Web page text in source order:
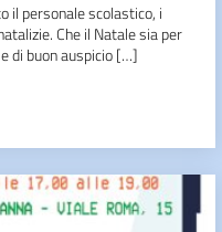
il personale scolastico, i
Che il Natale sia per
di buon auspicio […]